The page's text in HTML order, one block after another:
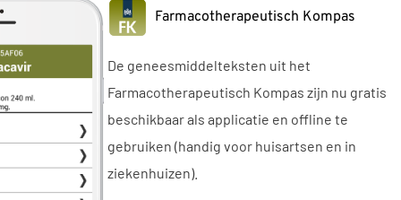
Farmacotherapeutisch Kompas
De geneesmiddelteksten uit het
Farmacotherapeutisch Kompas zijn nu gratis
beschikbaar als applicatie en offline te
gebruiken (handig voor huisartsen en in
ziekenhuizen).